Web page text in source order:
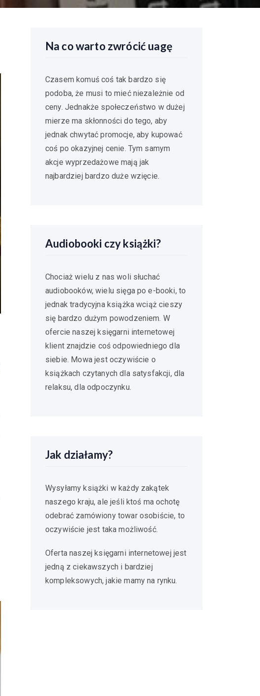
Na co warto zwrócić uagę
Czasem komuś coś tak bardzo się
podoba, że musi to mieć niezależnie od
ceny. Jednakże społeczeństwo w dużej
mierze ma skłonności do tego, aby
jednak chwytać promocje, aby kupować
coś po okazyjnej cenie. Tym samym
akcje wyprzedażowe mają jak
najbardziej bardzo duże wzięcie.
Audiobooki czy książki?
Chociaż wielu z nas woli słuchać
audiobooków, wielu sięga po e-booki, to
jednak tradycyjna książka wciąż cieszy
się bardzo dużym powodzeniem. W
ofercie naszej księgarni internetowej
klient znajdzie coś odpowiedniego dla
siebie. Mowa jest oczywiście o
książkach czytanych dla satysfakcji, dla
relaksu, dla odpoczynku.
Jak działamy?
Wysyłamy książki w każdy zakątek
naszego kraju, ale jeśli ktoś ma ochotę
odebrać zamówiony towar osobiście, to
oczywiście jest taka możliwość.
Oferta naszej księgarni internetowej jest
jedną z ciekawszych i bardziej
kompleksowych, jakie mamy na rynku.